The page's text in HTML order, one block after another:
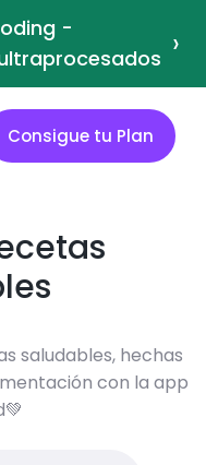
-
›
Consigue tu Plan
saludables, hechas
con la app